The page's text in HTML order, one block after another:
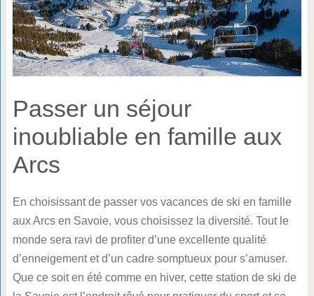
Passer un séjour
inoubliable en famille aux
Arcs
En choisissant de passer vos vacances de ski en famille
aux Arcs en Savoie, vous choisissez la diversité. Tout le
monde sera ravi de profiter d’une excellente qualité
d’enneigement et d’un cadre somptueux pour s’amuser.
Que ce soit en été comme en hiver, cette station de ski de